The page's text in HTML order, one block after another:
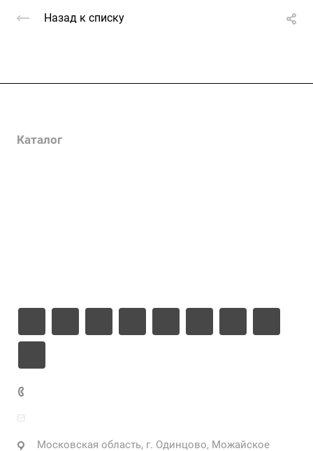
Назад к списку
Каталог
Московская область, г. Одинцово, Можайское